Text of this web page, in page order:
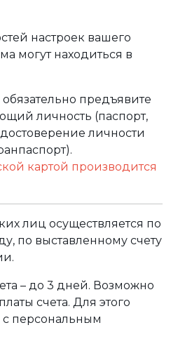
настроек вашего
могут находиться в
предъявите
личность (паспорт,
личности
картой производится
лиц осуществляется по
по выставленному счету
– до 3 дней. Возможно
счета. Для этого
с персональным